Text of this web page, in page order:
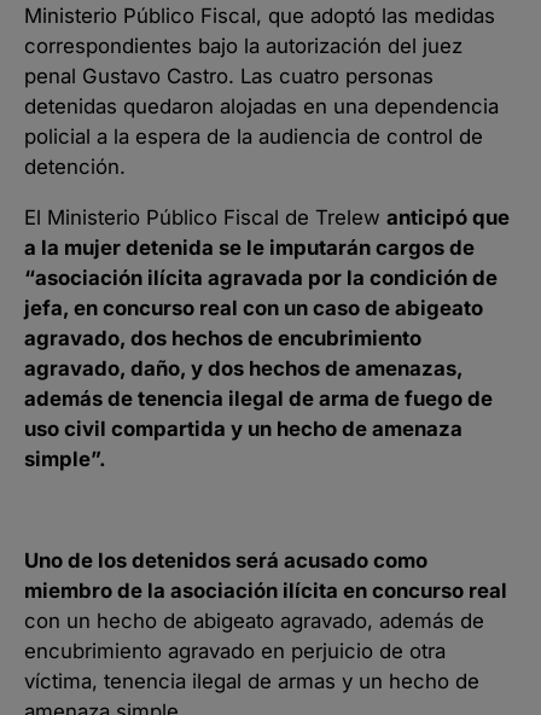
Ministerio Público Fiscal, que adoptó las medidas
correspondientes bajo la autorización del juez
penal Gustavo Castro. Las cuatro personas
detenidas quedaron alojadas en una dependencia
policial a la espera de la audiencia de control de
detención.
El Ministerio Público Fiscal de Trelew anticipó que
a la mujer detenida se le imputarán cargos de
“asociación ilícita agravada por la condición de
jefa, en concurso real con un caso de abigeato
agravado, dos hechos de encubrimiento
agravado, daño, y dos hechos de amenazas,
además de tenencia ilegal de arma de fuego de
uso civil compartida y un hecho de amenaza
simple”.
Uno de los detenidos será acusado como
miembro de la asociación ilícita en concurso real
con un hecho de abigeato agravado, además de
encubrimiento agravado en perjuicio de otra
víctima, tenencia ilegal de armas y un hecho de